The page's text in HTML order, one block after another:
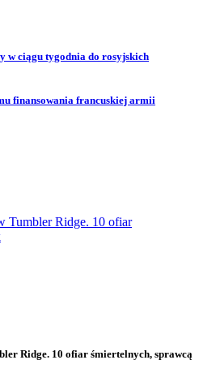
w ciągu tygodnia do rosyjskich
finansowania francuskiej armii
Ridge. 10 ofiar śmiertelnych, sprawcą